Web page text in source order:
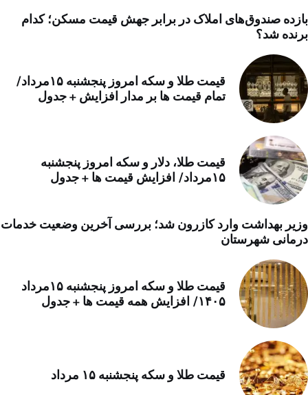
بازده صندوق‌های املاک در برابر جهش قیمت مسکن؛ کدام
برنده شد؟
قیمت طلا و سکه امروز پنجشنبه ۱۵مرداد/
تمام قیمت ها بر مدار افزایش + جدول
قیمت طلا، دلار و سکه امروز پنجشنبه
۱۵مرداد/ افزایش قیمت ها + جدول
وزیر بهداشت وارد کازرون شد؛ بررسی آخرین وضعیت خدمات
درمانی شهرستان
قیمت طلا و سکه امروز پنجشنبه ۱۵مرداد
۱۴۰۵/ افزایش همه قیمت ها + جدول
قیمت طلا و سکه پنجشنبه ۱۵ مرداد